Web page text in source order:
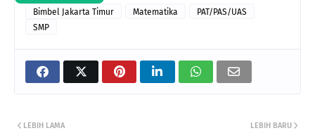
Bimbel Jakarta Timur Matematika
PAT/PAS/UAS
SMP
LEBIH BARU
LEBIH LAMA